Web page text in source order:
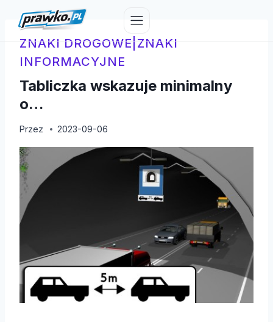
treściZNAKI DROGOWE| ZNAKI
INFORMACYJNE
Tabliczka wskazuje minimalny
o…
Przez 2023-09-06